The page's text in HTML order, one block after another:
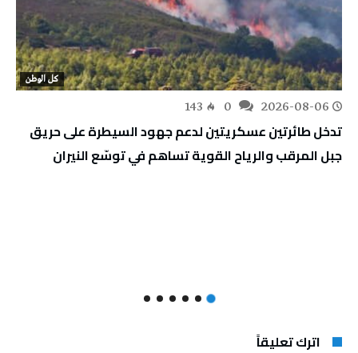
كل الوطن
2026-08-06
143
تدخل طائرتين عسكريتين لدعم جهود السيطرة على حريق
جبل المرقب والرياح القوية تساهم في توسّع النيران
اترك تعليقاً